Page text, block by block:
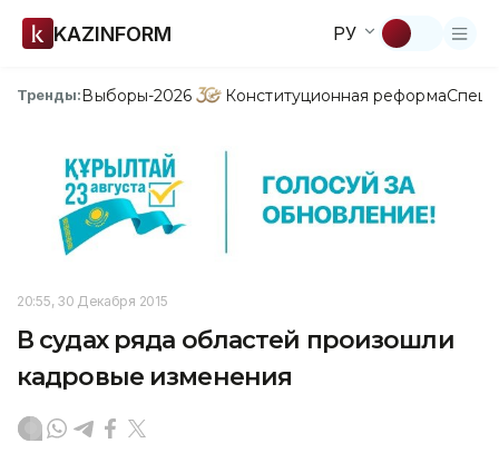
KAZINFORM РУ
Тренды:Выборы-2026 Конституционная реформа
20:55, 30 Декабря 2015
В судах ряда областей произошли
кадровые изменения